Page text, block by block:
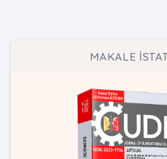
MAKALE